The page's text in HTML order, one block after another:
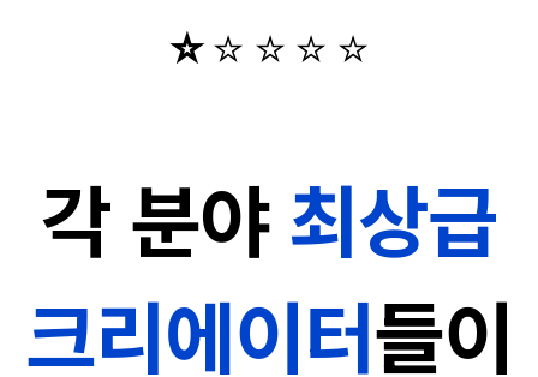
⭐️⭐️⭐️⭐️⭐️
각 분야최상급
크리에이터들이